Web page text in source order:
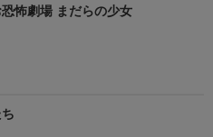
怖劇場 まだらの少女